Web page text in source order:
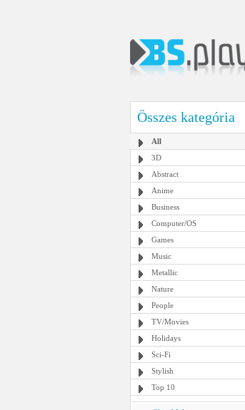
Összes kategória
All
3D
Abstract
Anime
Business
Computer/OS
Games
Music
Metallic
Nature
People
TV/Movies
Holidays
Sci-Fi
Stylish
Top 10